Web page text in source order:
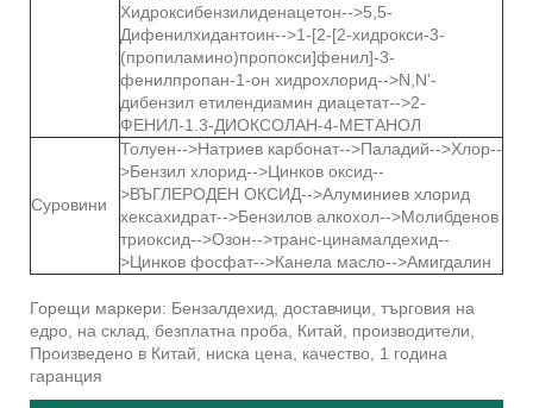
Хидроксибензилиденацетон-->5,5-
Дифенилхидантоин-->1-[2-[2-хидрокси-3-
(пропиламино)пропокси]фенил]-3-
фенилпропан-1-он хидрохлорид-->N,N'-
дибензил етилендиамин диацетат-->2-
ФЕНИЛ-1.3-ДИОКСОЛАН-4-МЕТАНОЛ
Суровини
Толуен-->Натриев карбонат-->Паладий-->Хлор--
>Бензил хлорид-->Цинков оксид--
>ВЪГЛЕРОДЕН ОКСИД-->Алуминиев хлорид
хексахидрат-->Бензилов алкохол-->Молибденов
триоксид-->Озон-->транс-цинамалдехид--
>Цинков фосфат-->Канела масло-->Амигдалин
Горещи маркери: Бензалдехид, доставчици, търговия на
едро, на склад, безплатна проба, Китай, производители,
Произведено в Китай, ниска цена, качество, 1 година
гаранция